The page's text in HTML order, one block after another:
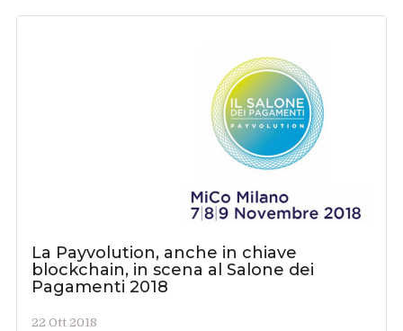
La Payvolution, anche in chiave
blockchain, in scena al Salone dei
Pagamenti 2018
22 Ott 2018